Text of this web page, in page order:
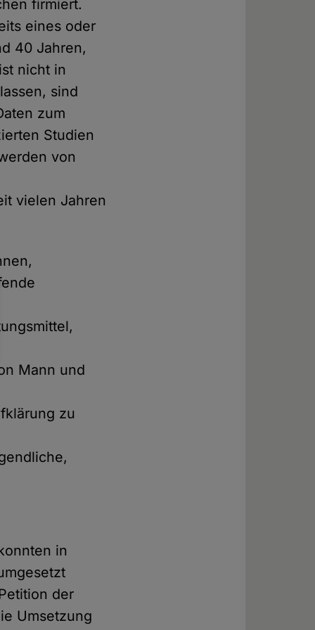
firmiert.
eines oder
40 Jahren,
nicht in
sind
zum
Studien
von
vielen Jahren
Mann und
zu
in
der
Umsetzung